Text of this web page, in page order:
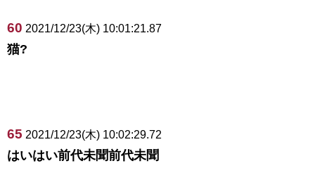
60 2021/12/23(木) 10:01:21.87
猫?
65 2021/12/23(木) 10:02:29.72
はいはい前代未聞前代未聞